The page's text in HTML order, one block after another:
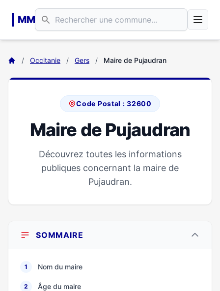
MM
/ Occitanie / Gers / Maire de Pujaudran
Code Postal : 32600
Maire de Pujaudran
Découvrez toutes les informations
publiques concernant la maire de
Pujaudran.
SOMMAIRE
1 Nom du maire
2 Âge du maire